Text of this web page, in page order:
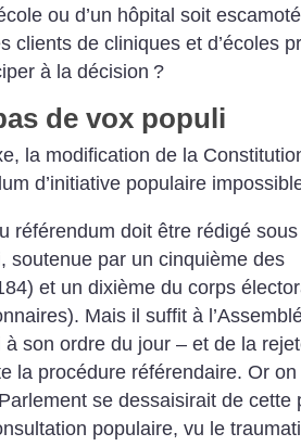
ou d’un hôpital soit
clients de cliniques et d’écoles
à la décision ?
de vox populi
la modification de la
d’initiative populaire
référendum doit être rédigé
soutenue par un cinquième des
et un dixième du corps
Mais il suffit à
à son ordre du jour – et de la
la procédure référendaire. Or
se dessaisirait de cette
populaire, vu le